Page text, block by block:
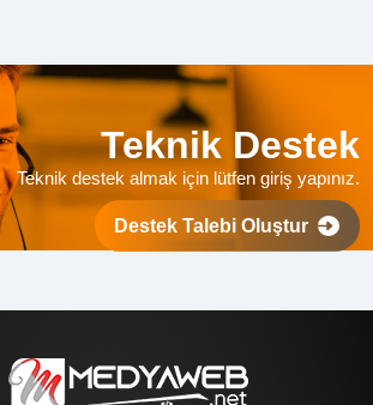
Teknik Destek
Teknik destek almak için lütfen giriş yapınız.
Destek Talebi Oluştur